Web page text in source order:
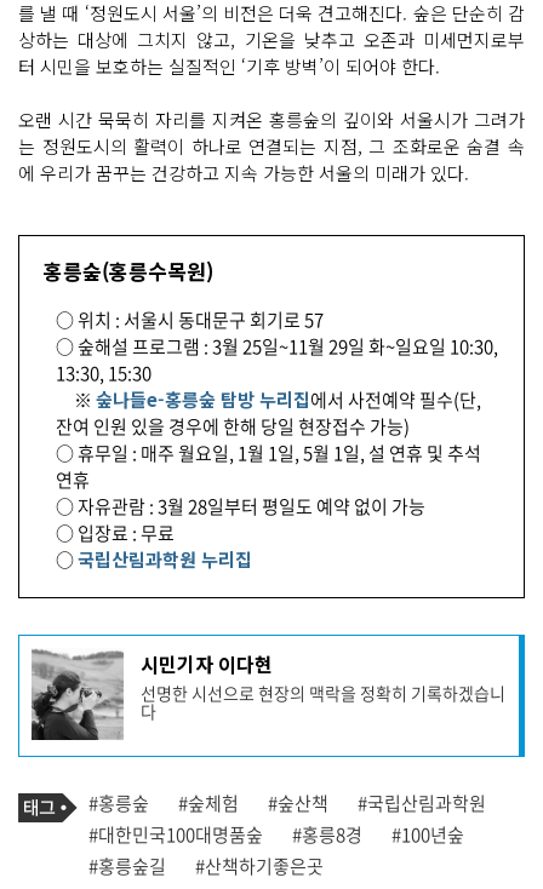
를 낼 때 ‘정원도시 서울’의 비전은 더욱 견고해진다. 숲은 단순히 감
상하는 대상에 그치지 않고, 기온을 낮추고 오존과 미세먼지로부
터 시민을 보호하는 실질적인 ‘기후 방벽’이 되어야 한다.
오랜 시간 묵묵히 자리를 지켜온 홍릉숲의 깊이와 서울시가 그려가
는 정원도시의 활력이 하나로 연결되는 지점, 그 조화로운 숨결 속
에 우리가 꿈꾸는 건강하고 지속 가능한 서울의 미래가 있다.
홍릉숲(홍릉수목원)
○ 위치 : 서울시 동대문구 회기로 57
○ 숲해설 프로그램 : 3월 25일~11월 29일 화~일요일 10:30,
13:30, 15:30
※ 숲나들e-홍릉숲 탐방 누리집에서 사전예약 필수(단,
잔여 인원 있을 경우에 한해 당일 현장접수 가능)
○ 휴무일 : 매주 월요일, 1월 1일, 5월 1일, 설 연휴 및 추석
연휴
○ 자유관람 : 3월 28일부터 평일도 예약 없이 가능
○ 입장료 : 무료
○국립산림과학원 누리집
기
사
작
성
자
프
필
시민기자 이다현
선명한 시선으로 현장의 맥락을 정확히 기록하겠습니
다
기
사
관
련
태
태
그
#홍릉숲 #숲체험 #숲산책
#국립산림과학원
#대한민국100대명품숲
#홍릉8경
#100년숲
#홍릉숲길
#산책하기좋은곳